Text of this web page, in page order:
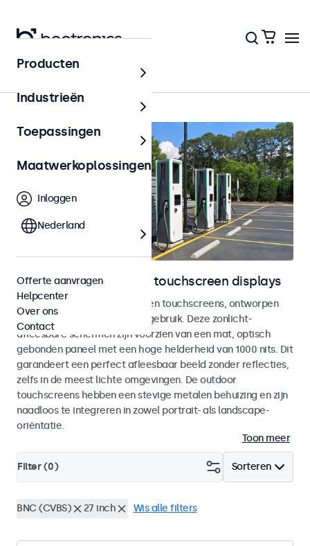
Home
Outdoor monitoren en touchscreen displays
Weersbestendige monitoren en touchscreens, ontworpen
voor zowel binnen- als buitengebruik. Deze zonlicht-
afleesbare schermen zijn voorzien van een mat, optisch
gebonden paneel met een hoge helderheid van 1000 nits. Dit
garandeert een perfect afleesbaar beeld zonder reflecties,
zelfs in de meest lichte omgevingen. De outdoor
touchscreens hebben een stevige metalen behuizing en zijn
naadloos te integreren in zowel portrait- als landscape-
oriëntatie.
Toon meer
Sorteren
Filter (0)
BNC (CVBS) 27 inch Wis alle filters
Producten
Industrieën
Toepassingen
Maatwerkoplossingen
Inloggen
Nederland
Offerte aanvragen
Helpcenter
Over ons
Contact